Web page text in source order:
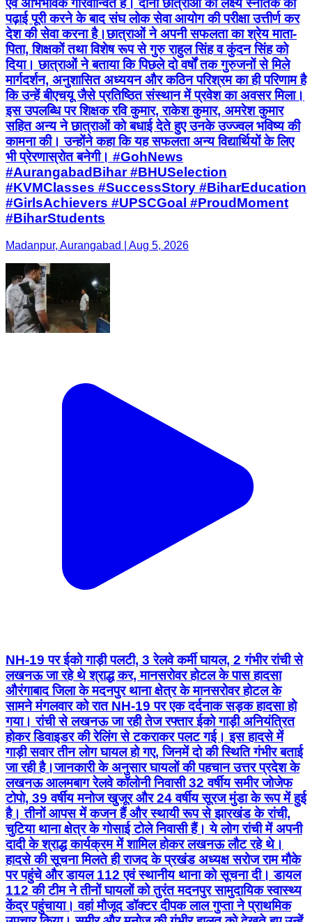
एवं अभिभावक गौरवान्वित हैं। दोनों छात्राओं का लक्ष्य स्नातक की
पढ़ाई पूरी करने के बाद संघ लोक सेवा आयोग की परीक्षा उत्तीर्ण कर
देश की सेवा करना है।छात्राओं ने अपनी सफलता का श्रेय माता-
पिता, शिक्षकों तथा विशेष रूप से गुरु राहुल सिंह व कुंदन सिंह को
दिया। छात्राओं ने बताया कि पिछले दो वर्षों तक गुरुजनों से मिले
मार्गदर्शन, अनुशासित अध्ययन और कठिन परिश्रम का ही परिणाम है
कि उन्हें बीएचयू जैसे प्रतिष्ठित संस्थान में प्रवेश का अवसर मिला।
इस उपलब्धि पर शिक्षक रवि कुमार, राकेश कुमार, अमरेश कुमार
सहित अन्य ने छात्राओं को बधाई देते हुए उनके उज्ज्वल भविष्य की
कामना की। उन्होंने कहा कि यह सफलता अन्य विद्यार्थियों के लिए
भी प्रेरणास्रोत बनेगी। #GohNews
#AurangabadBihar #BHUSelection
#KVMClasses #SuccessStory #BiharEducation
#GirlsAchievers #UPSCGoal #ProudMoment
#BiharStudents
Madanpur, Aurangabad | Aug 5, 2026
NH-19 पर ईको गाड़ी पलटी, 3 रेलवे कर्मी घायल, 2 गंभीर रांची से
लखनऊ जा रहे थे श्राद्ध कर, मानसरोवर होटल के पास हादसा
औरंगाबाद जिला के मदनपुर थाना क्षेत्र के मानसरोवर होटल के
सामने मंगलवार को रात NH-19 पर एक दर्दनाक सड़क हादसा हो
गया। रांची से लखनऊ जा रही तेज रफ्तार ईको गाड़ी अनियंत्रित
होकर डिवाइडर की रेलिंग से टकराकर पलट गई। इस हादसे में
गाड़ी सवार तीन लोग घायल हो गए, जिनमें दो की स्थिति गंभीर बताई
जा रही है।जानकारी के अनुसार घायलों की पहचान उत्तर प्रदेश के
लखनऊ आलमबाग रेलवे कॉलोनी निवासी 32 वर्षीय समीर जोजेफ
टोपो, 39 वर्षीय मनोज खुजूर और 24 वर्षीय सूरज मुंडा के रूप में हुई
है। तीनों आपस में कजन हैं और स्थायी रूप से झारखंड के रांची,
चुटिया थाना क्षेत्र के गोसाई टोले निवासी हैं। ये लोग रांची में अपनी
दादी के श्राद्ध कार्यक्रम में शामिल होकर लखनऊ लौट रहे थे।
हादसे की सूचना मिलते ही राजद के प्रखंड अध्यक्ष सरोज राम मौके
पर पहुंचे और डायल 112 एवं स्थानीय थाना को सूचना दी। डायल
112 की टीम ने तीनों घायलों को तुरंत मदनपुर सामुदायिक स्वास्थ्य
केंद्र पहुंचाया। वहां मौजूद डॉक्टर दीपक लाल गुप्ता ने प्राथमिक